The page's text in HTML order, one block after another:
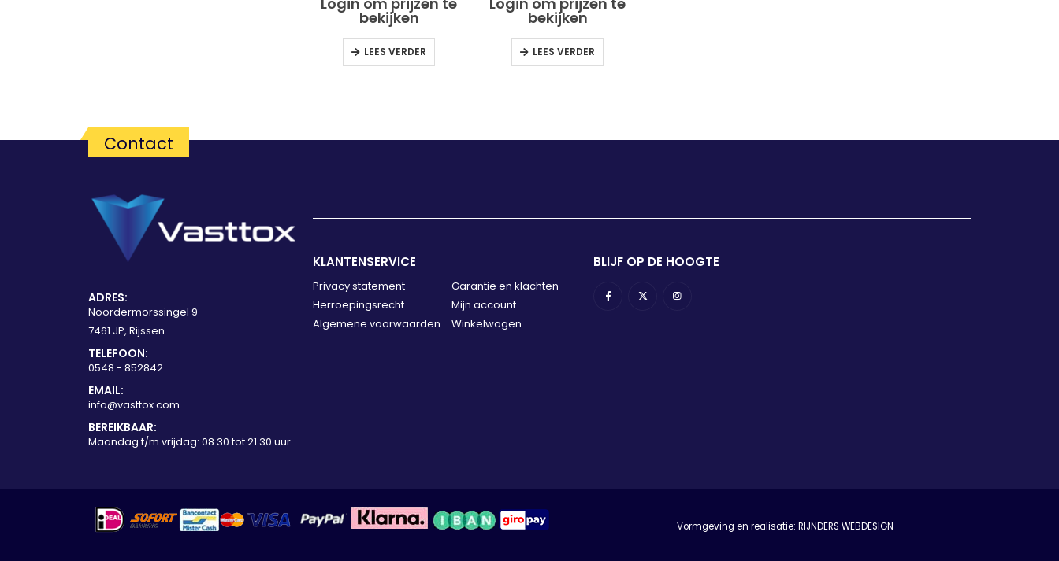
bekijken
LEES VERDER
bekijken
LEES VERDER
Contact
ADRES:
Noordermorssingel 9
7461 JP, Rijssen
TELEFOON:
0548 - 852842
EMAIL:
info@vasttox.com
BEREIKBAAR:
Maandag t/m vrijdag: 08.30 tot 21.30 uur
KLANTENSERVICE
Privacy statement
Herroepingsrecht
Algemene voorwaarden
Garantie en klachten
Mijn account
Winkelwagen
BLIJF OP DE HOOGTE
Vormgeving en realisatie: RIJNDERS WEBDESIGN